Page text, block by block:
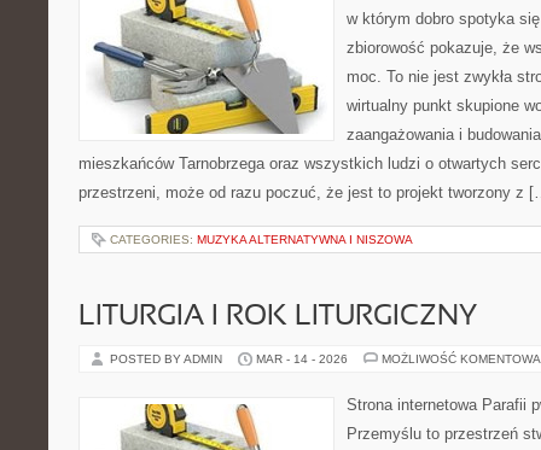
w którym dobro spotyka
zbiorowość pokazuje, że
moc. To nie jest zwykła
wirtualny punkt skupione
zaangażowania i
mieszkańców Tarnobrzega oraz wszystkich ludzi o otwartych
przestrzeni, może od razu poczuć, że jest to projekt tworzony z
CATEGORIES: MUZYKA ALTERNATYWNA I NISZOWA
LITURGIA I ROK LITURGICZNY
POSTED BY ADMIN MAR - 14 - 2026 MOŻLIWOŚĆ
Strona internetowa Parafii
Przemyślu to przestrzeń